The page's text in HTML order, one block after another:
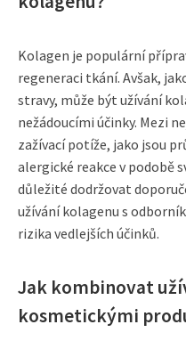
Kolagen je populární
regeneraci tkání. Avšak,
stravy, může být užívání
nežádoucími účinky. Mezi
zažívací potíže, jako jsou
alergické reakce v podobě
důležité dodržovat
užívání kolagenu s
rizika vedlejších účinků.
Jak kombinovat
kosmetickými